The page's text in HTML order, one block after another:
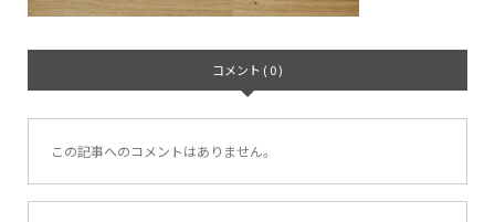
コメント ( 0 )
この記事へのコメントはありません。